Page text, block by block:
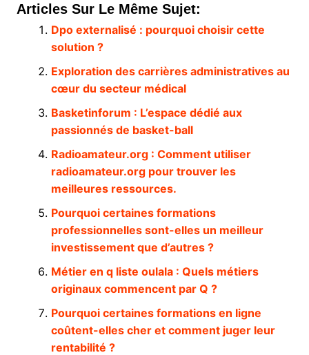
Articles Sur Le Même Sujet:
Dpo externalisé : pourquoi choisir cette
solution ?
Exploration des carrières administratives au
cœur du secteur médical
Basketinforum : L’espace dédié aux
passionnés de basket-ball
Radioamateur.org : Comment utiliser
radioamateur.org pour trouver les
meilleures ressources.
Pourquoi certaines formations
professionnelles sont-elles un meilleur
investissement que d’autres ?
Métier en q liste oulala : Quels métiers
originaux commencent par Q ?
Pourquoi certaines formations en ligne
coûtent-elles cher et comment juger leur
rentabilité ?